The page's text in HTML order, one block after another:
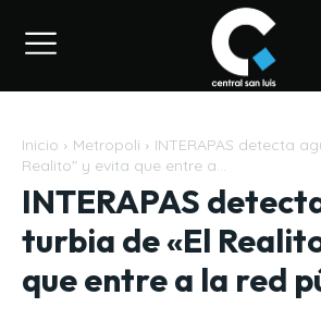
Inicio Metropoli
INTERAPAS detecta
Realito" y evita que entre a...
INTERAPAS
turbia de «El
que entre a la red